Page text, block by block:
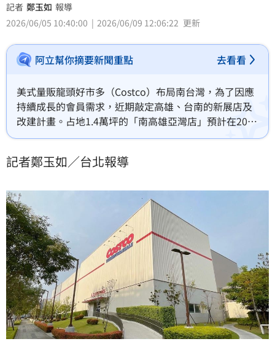
記者 鄭玉如 報導
2026/06/05 10:40:00
2026/06/09 12:06:22 更新
阿立幫你摘要新聞重點 去看看
美式量販龍頭好市多（Costco）布局南台灣，為了因應
持續成長的會員需求，近期敲定高雄、台南的新展店及
改建計畫。占地1.4萬坪的「南高雄亞灣店」預計在2026
年7月開幕，另外，「台南東區二店」目前已完成簽約，
記者鄭玉如／台北報導